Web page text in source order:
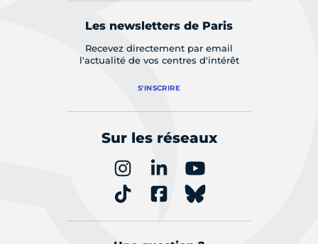
Les newsletters de Paris
Recevez directement par email
l'actualité de vos centres d'intérêt
S'INSCRIRE
Sur les réseaux